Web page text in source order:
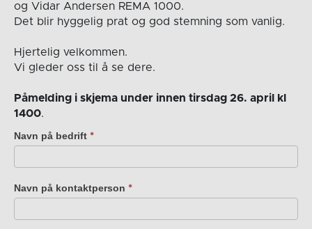
og Vidar Andersen REMA 1000.
Det blir hyggelig prat og god stemning som vanlig.
Hjertelig velkommen.
Vi gleder oss til å se dere.
Påmelding i skjema under innen tirsdag 26. april kl
1400.
Frokostmøte
sponsornettverk
torsdag
28.
Navn på bedrift *
Navn på kontaktperson *